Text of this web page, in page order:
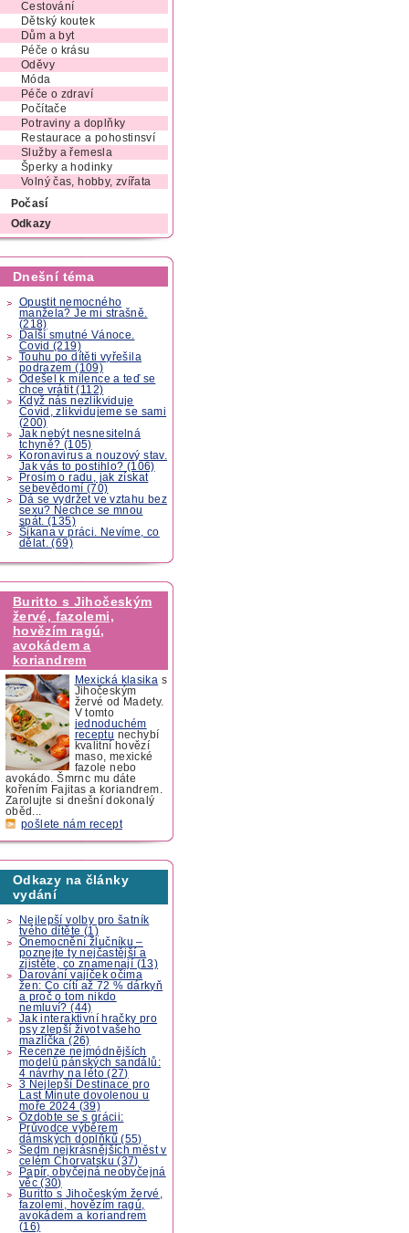
Cestování
Dětský koutek
Dům a byt
Péče o krásu
Oděvy
Móda
Péče o zdraví
Počítače
Potraviny a doplňky
Restaurace a pohostinsví
Služby a řemesla
Šperky a hodinky
Volný čas, hobby, zvířata
Počasí
Odkazy
Dnešní téma
Opustit nemocného
manžela? Je mi strašně.
(218)
Další smutné Vánoce.
Covid (219)
Touhu po dítěti vyřešila
podrazem (109)
Odešel k milence a teď se
chce vrátit (112)
Když nás nezlikviduje
Covid, zlikvidujeme se sami
(200)
Jak nebýt nesnesitelná
tchyně? (105)
Koronavirus a nouzový stav.
Jak vás to postihlo? (106)
Prosím o radu, jak získat
sebevědomí (70)
Dá se vydržet ve vztahu bez
sexu? Nechce se mnou
spát. (135)
Šikana v práci. Nevíme, co
dělat. (69)
Buritto s Jihočeským
žervé, fazolemi,
hovězím ragú,
avokádem a
koriandrem
Mexická klasika s
Jihočeským
žervé od Madety.
V tomto
jednoduchém
receptu nechybí
kvalitní hovězí
maso, mexické
fazole nebo
avokádo. Šmrnc mu dáte
kořením Fajitas a koriandrem.
Zarolujte si dnešní dokonalý
oběd...
pošlete nám recept
Odkazy na články
vydání
Nejlepší volby pro šatník
tvého dítěte (1)
Onemocnění žlučníku –
poznejte ty nejčastější a
zjistěte, co znamenají (13)
Darování vajíček očima
žen: Co cítí až 72 % dárkyň
a proč o tom nikdo
nemluví? (44)
Jak interaktivní hračky pro
psy zlepší život vašeho
mazlíčka (26)
Recenze nejmódnějších
modelů pánských sandálů:
4 návrhy na léto (27)
3 Nejlepší Destinace pro
Last Minute dovolenou u
moře 2024 (39)
Ozdobte se s grácii:
Průvodce výběrem
dámských doplňků (55)
Sedm nejkrásnějších měst v
celém Chorvatsku (37)
Papír, obyčejná neobyčejná
věc (30)
Buritto s Jihočeským žervé,
fazolemi, hovězím ragú,
avokádem a koriandrem
(16)